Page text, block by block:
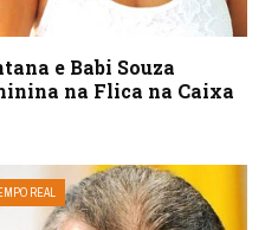
e Babi Souza
na Flica na Caixa
REAL